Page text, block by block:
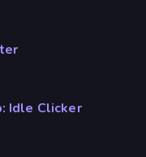
Idle Clicker